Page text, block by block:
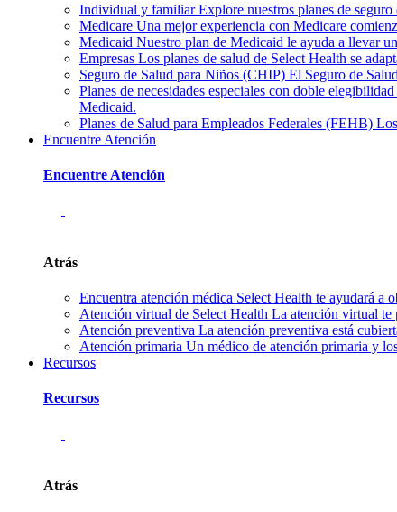
Individual y familiar Explore nuestros planes de
Medicare Una mejor experiencia con Medicare
Medicaid Nuestro plan de Medicaid le ayuda a llevar
Empresas Los planes de salud de Select Health se
Seguro de Salud para Niños (CHIP) El Seguro de
Planes de necesidades especiales con doble
Medicaid.
Planes de Salud para Empleados Federales (FEHB)
Encuentre Atención
Encuentre Atención
Atrás
Encuentra atención médica Select Health te ayudará a
Atención virtual de Select Health La atención virtual te
Atención preventiva La atención preventiva está
Atención primaria Un médico de atención primaria y
Recursos
Recursos
Atrás